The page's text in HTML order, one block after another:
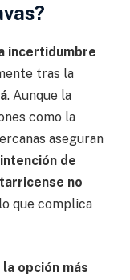
incertidumbre
tras la
. Aunque la
como la
aseguran
de
no
que complica
opción más